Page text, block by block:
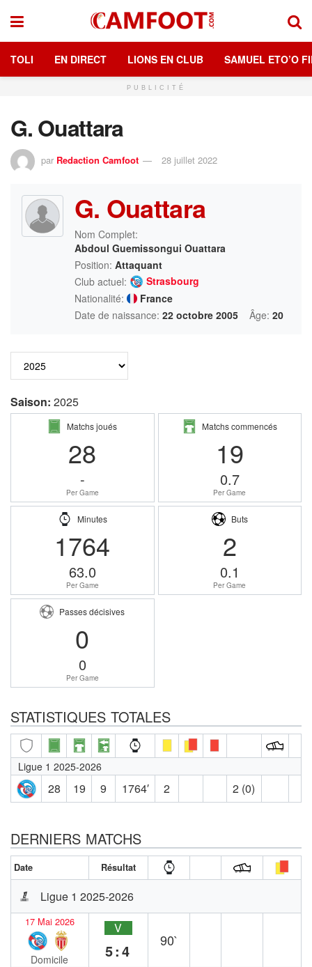
TOLI EN DIRECT LIONS EN CLUB SAMUEL ETO’O
PUBLICITÉ
G. Ouattara
par Redaction Camfoot 28 juillet 2022
G. Ouattara
Nom Complet:
Abdoul Guemissongui Ouattara
Position: Attaquant
Club actuel:
Strasbourg
Nationalité:
France
Date de naissance: 22 octobre 2005 Âge: 20
Saison: 2025
Matchs joués
28
-
Per Game
Matchs commencés
19
0.7
Per Game
Minutes
1764
63.0
Per Game
Buts
2
0.1
Per Game
Passes décisives
0
0
Per Game
STATISTIQUES TOTALES
Ligue 1 2025-2026
28 19 9 1764′ 2 2 (0)
DERNIERS MATCHS
Date Résultat
Ligue 1 2025-2026
17 Mai 2026
Domicile
V
5:4
90`